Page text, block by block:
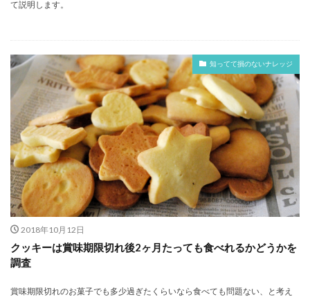
て説明します。
知ってて損のないナレッジ
2018年10月12日
クッキーは賞味期限切れ後2ヶ月たっても食べれるかどうかを
調査
賞味期限切れのお菓子でも多少過ぎたくらいなら食べても問題ない、と考え